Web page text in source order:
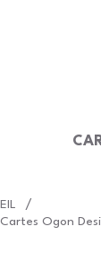
/
Ogon